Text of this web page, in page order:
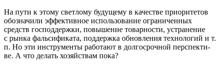
На пути к это­му свет­ло­му буду­ще­му в каче­стве при­о­ри­те­тов
обо­зна­чи­ли эффек­тив­ное исполь­зо­ва­ние огра­ни­чен­ных
средств гос­под­держ­ки, повы­ше­ние товар­но­сти, устра­не­ние
с рын­ка фаль­си­фи­ка­та, под­держ­ка обнов­ле­ния тех­но­ло­гий и т.
п. Но эти инстру­мен­ты рабо­та­ют в дол­го­сроч­ной пер­спек­ти­
ве. А что делать хозяй­ствам пока?